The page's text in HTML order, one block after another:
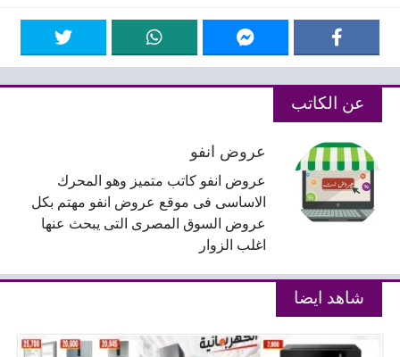
عن الكاتب
عروض انفو
عروض انفو كاتب متميز وهو المحرك
الاساسى فى موقع عروض انفو مهتم بكل
عروض السوق المصرى التى يبحث عنها
اغلب الزوار
شاهد ايضا